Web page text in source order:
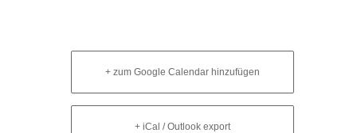
+ zum Google Calendar hinzufügen
+ iCal / Outlook export